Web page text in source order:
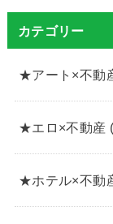
カテゴリー
★アート×不動
★エロ×不動産
★ホテル×不動